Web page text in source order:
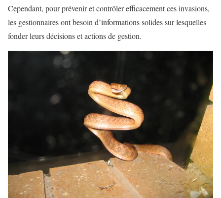
Cependant, pour prévenir et contrôler efficacement ces invasions,
les gestionnaires ont besoin d’informations solides sur lesquelles
fonder leurs décisions et actions de gestion.